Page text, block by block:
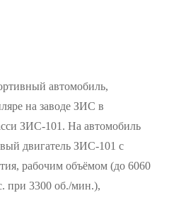
автомобиль,
на заводе ЗИС в
ЗИС-101. На автомобиль
двигатель ЗИС-101 с
рабочим объёмом (до 6060
при 3300 об./мин.),